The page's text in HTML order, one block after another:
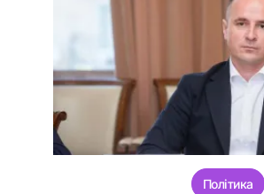
Політика